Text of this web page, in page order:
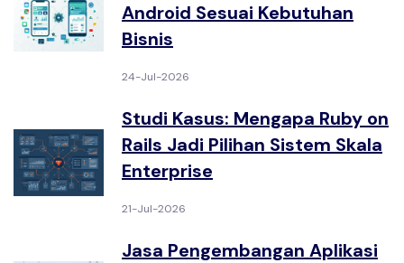
Android Sesuai Kebutuhan
Bisnis
24-Jul-2026
Studi Kasus: Mengapa Ruby on
Rails Jadi Pilihan Sistem Skala
Enterprise
21-Jul-2026
Jasa Pengembangan Aplikasi